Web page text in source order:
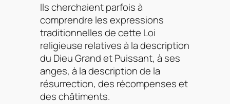
Ils cherchaient parfois à
comprendre les expressions
traditionnelles de cette Loi
religieuse relatives à la description
du Dieu Grand et Puissant, à ses
anges, à la description de la
résurrection, des récompenses et
des châtiments.